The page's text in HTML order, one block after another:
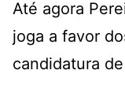
Até agora
joga a favor
candidatura